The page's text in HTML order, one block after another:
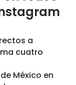
a
cuatro
México en